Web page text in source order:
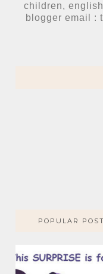
children,
blogger email :
POPULAR